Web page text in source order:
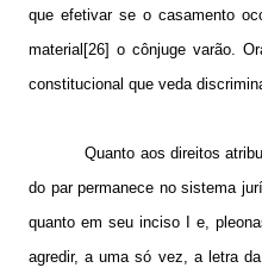
que efetivar se o casamento
material[26] o cônjuge varão.
constitucional que veda
Quanto aos direitos
do par permanece no sistema
quanto em seu inciso I e,
agredir, a uma só vez, a letra